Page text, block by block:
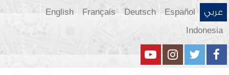
عربي Español
Deutsch
Français
English
Indonesia